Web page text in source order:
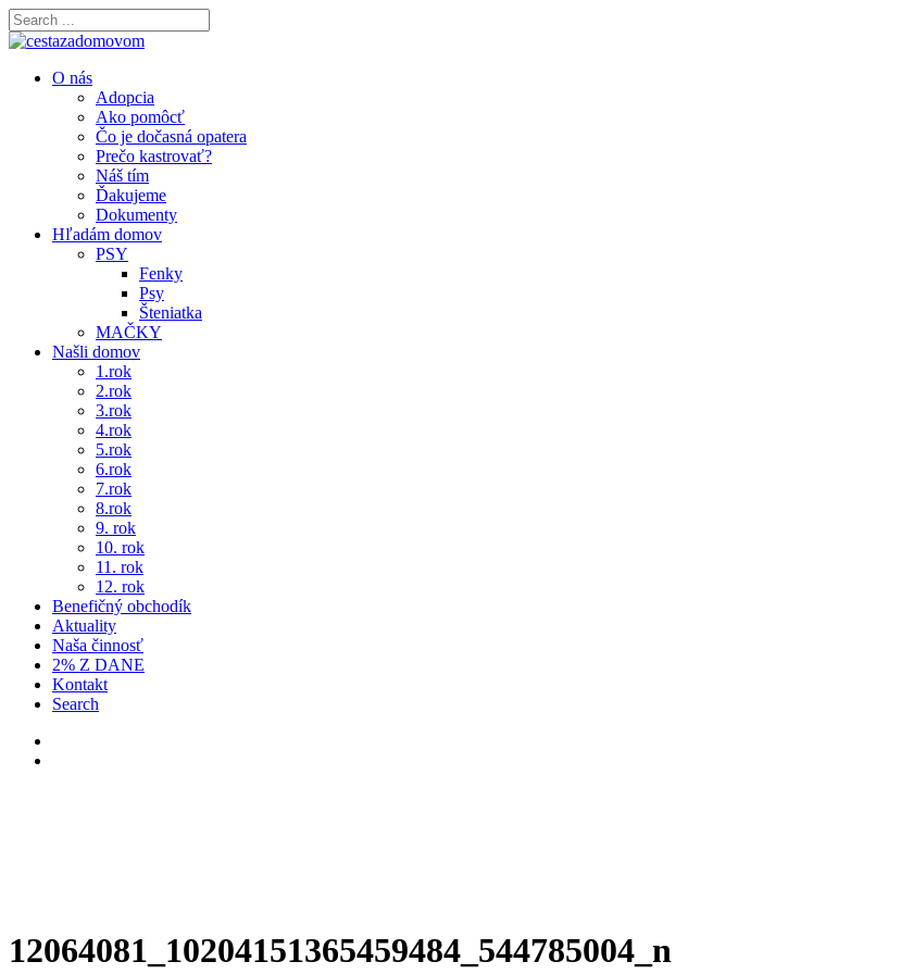
O nás
Adopcia
Ako pomôcť
Čo je dočasná opatera
Prečo kastrovať?
Náš tím
Ďakujeme
Dokumenty
Hľadám domov
PSY
Fenky
Psy
Šteniatka
MAČKY
Našli domov
1.rok
2.rok
3.rok
4.rok
5.rok
6.rok
7.rok
8.rok
9. rok
10. rok
11. rok
12. rok
Benefičný obchodík
Aktuality
Naša činnosť
2% Z DANE
Kontakt
Search
12064081_10204151365459484_544785004_n